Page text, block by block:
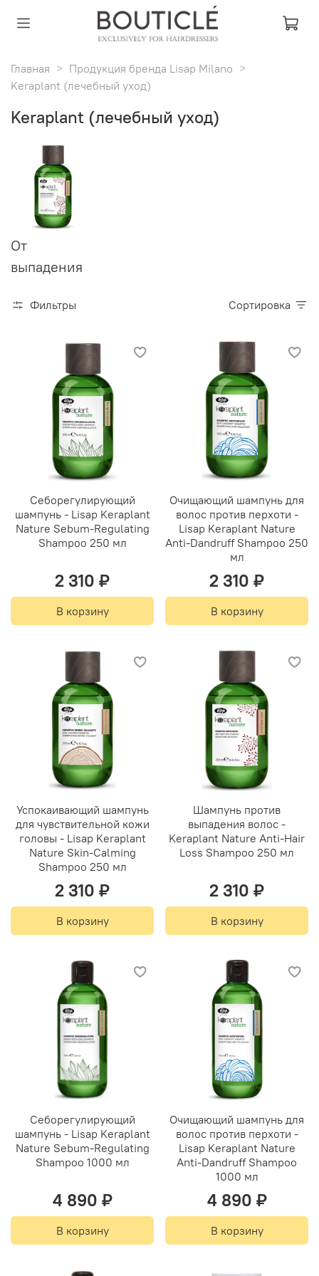
Главная
Продукция бренда Lisap Milano
Keraplant (лечебный уход)
Keraplant (лечебный уход)
От
выпадения
Фильтры Сортировка
Себорегулирующий
шампунь - Lisap Keraplant
Nature Sebum-Regulating
Shampoo 250 мл
2 310 ₽
В корзину
Очищающий шампунь для
волос против перхоти -
Lisap Keraplant Nature
Anti-Dandruff Shampoo 250
мл
2 310 ₽
В корзину
Успокаивающий шампунь
для чувствительной кожи
головы - Lisap Keraplant
Nature Skin-Calming
Shampoo 250 мл
2 310 ₽
В корзину
Шампунь против
выпадения волос -
Keraplant Nature Anti-Hair
Loss Shampoo 250 мл
2 310 ₽
В корзину
Себорегулирующий
шампунь - Lisap Keraplant
Nature Sebum-Regulating
Shampoo 1000 мл
4 890 ₽
В корзину
Очищающий шампунь для
волос против перхоти -
Lisap Keraplant Nature
Anti-Dandruff Shampoo
1000 мл
4 890 ₽
В корзину